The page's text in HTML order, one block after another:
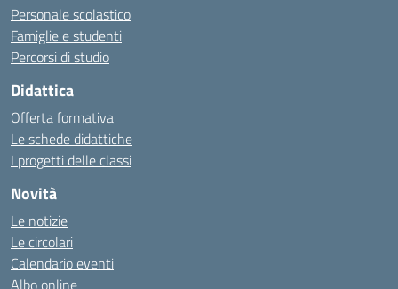
Personale scolastico
Famiglie e studenti
Percorsi di studio
Didattica
Offerta formativa
Le schede didattiche
I progetti delle classi
Novità
Le notizie
Le circolari
Calendario eventi
Albo online